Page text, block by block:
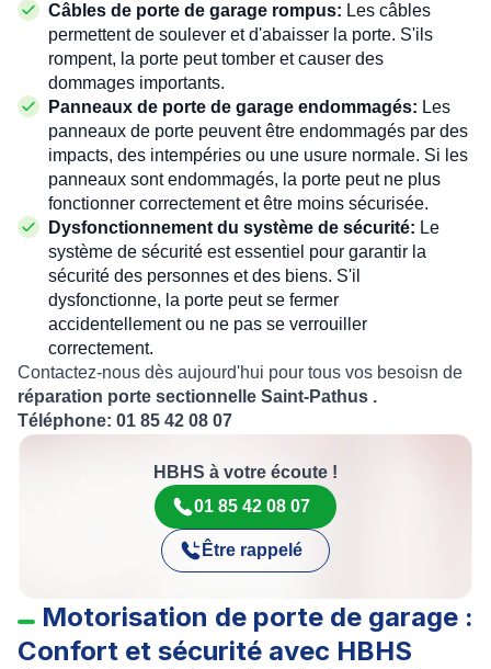
Câbles de porte de garage rompus: Les câbles
permettent de soulever et d'abaisser la porte. S'ils
rompent, la porte peut tomber et causer des
dommages importants.
Panneaux de porte de garage endommagés: Les
panneaux de porte peuvent être endommagés par des
impacts, des intempéries ou une usure normale. Si les
panneaux sont endommagés, la porte peut ne plus
fonctionner correctement et être moins sécurisée.
Dysfonctionnement du système de sécurité: Le
système de sécurité est essentiel pour garantir la
sécurité des personnes et des biens. S'il
dysfonctionne, la porte peut se fermer
accidentellement ou ne pas se verrouiller
correctement.
Contactez-nous dès aujourd'hui pour tous vos besoisn de
réparation porte sectionnelle Saint-Pathus .
Téléphone: 01 85 42 08 07
HBHS à votre écoute !
01 85 42 08 07
Être rappelé
Motorisation de porte de garage :
Confort et sécurité avec HBHS